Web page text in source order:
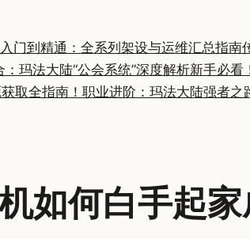
门到精通：全系列架设与运维汇总指南
：玛法大陆“公会系统”深度解析新手必看
取全指南！ 职业进阶：玛法大陆强者之
如何白手起